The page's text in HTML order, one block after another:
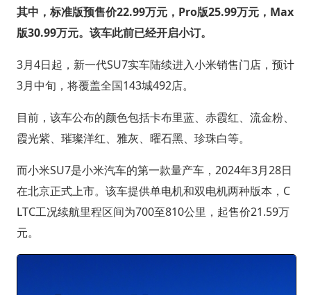
其中，标准版预售价22.99万元，Pro版25.99万元，Max
版30.99万元。该车此前已经开启小订。
3月4日起，新一代SU7实车陆续进入小米销售门店，预计
3月中旬，将覆盖全国143城492店。
目前，该车公布的颜色包括卡布里蓝、赤霞红、流金粉、
霞光紫、璀璨洋红、雅灰、曜石黑、珍珠白等。
而小米SU7是小米汽车的第一款量产车，2024年3月28日
在北京正式上市。该车提供单电机和双电机两种版本，C
LTC工况续航里程区间为700至810公里，起售价21.59万
元。